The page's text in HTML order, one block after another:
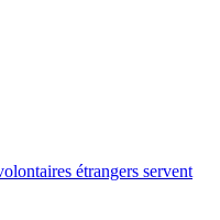
étrangers servent